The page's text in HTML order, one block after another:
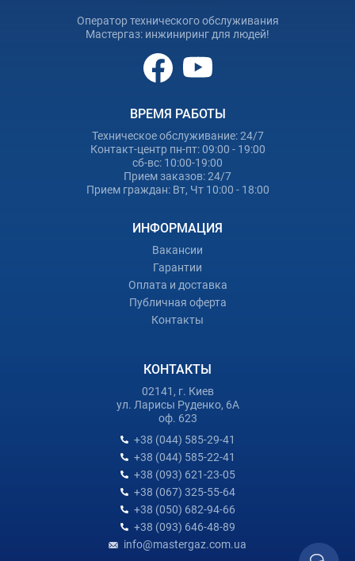
Оператор технического обслуживания
Мастергаз: инжиниринг для людей!
ВРЕМЯ РАБОТЫ
Техническое обслуживание: 24/7
Контакт-центр пн-пт: 09:00 - 19:00
сб-вс: 10:00-19:00
Прием заказов: 24/7
Прием граждан: Вт, Чт 10:00 - 18:00
ИНФОРМАЦИЯ
Вакансии
Гарантии
Оплата и доставка
Публичная оферта
Контакты
КОНТАКТЫ
02141, г. Киев
ул. Ларисы Руденко, 6А
оф. 623
+38 (044) 585-29-41
+38 (044) 585-22-41
+38 (093) 621-23-05
+38 (067) 325-55-64
+38 (050) 682-94-66
+38 (093) 646-48-89
info@mastergaz.com.ua